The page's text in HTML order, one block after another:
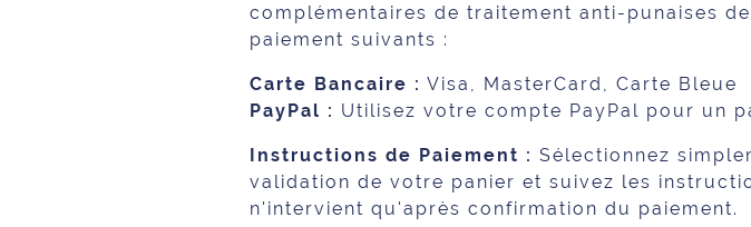
complémentaires de traitement anti-punaises
paiement suivants :
Carte Bancaire : Visa, MasterCard, Carte Bleue
PayPal : Utilisez votre compte PayPal pour un
Instructions de Paiement : Sélectionnez
validation de votre panier et suivez les
n'intervient qu'après confirmation du paiement.